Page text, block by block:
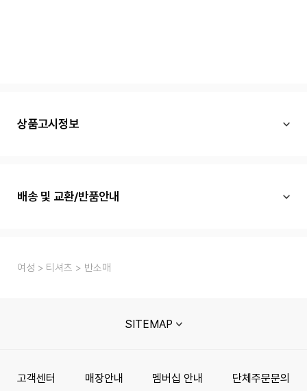
상품고시정보
배송 및 교환/반품안내
여성 티셔츠 반소매
SITEMAP
고객센터 매장안내 멤버십 안내 단체주문문의